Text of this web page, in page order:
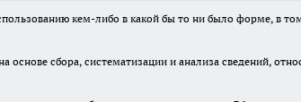
кем-либо в какой бы то ни было форме, в
сбора, систематизации и анализа сведений,